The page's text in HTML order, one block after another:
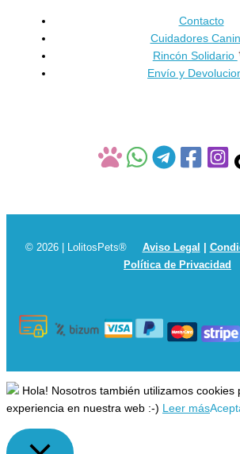
la
página
de
Contacto
Cuidadores
Rincón Solidario
Envío y
© 2026 | LolitosPets® Aviso Legal
Política de Privacidad
Hola! Nosotros también utilizamos cookies
experiencia en nuestra web :-) Leer más